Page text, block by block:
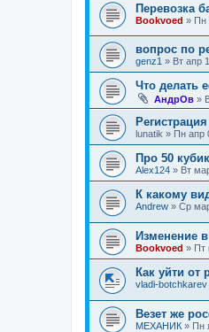
Перевозка
Bookvoed » Пн
вопрос по
genz1 » Вт апр
Что делать
АндрОв »
lunatik » Пн апр
Про 50
Alex124 » Вт
К какому
Andrew » Ср
Изменение
Bookvoed » Пт
Как уйти от
vladi-botchkarev
Везет же
МЕХАНИК » Пн